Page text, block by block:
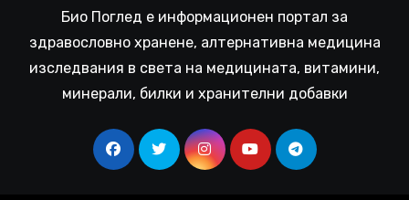
Био Поглед е информационен портал за
здравословно хранене, алтернативна медицина
изследвания в света на медицината, витамини,
минерали, билки и хранителни добавки